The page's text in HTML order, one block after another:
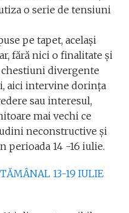
o serie de tensiuni
pe tapet, același
fără nici o finalitate și
chestiuni divergente
aici intervine dorința
sau interesul,
mai vechi ce
neconstructive și
perioada 14 -16 iulie.
13-19 IULIE